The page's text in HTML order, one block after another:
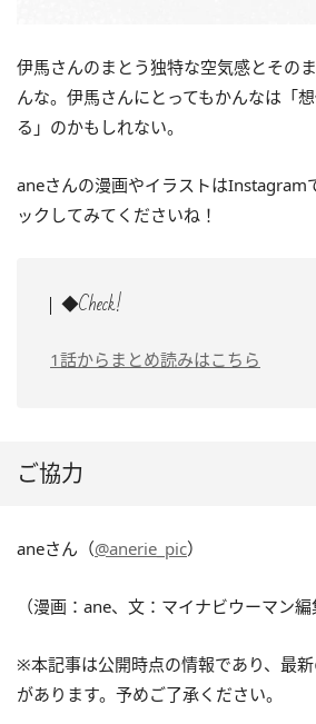
伊馬さんのまとう独特な空気感とその
んな。伊馬さんにとってもかんなは「
る」のかもしれない。
aneさんの漫画やイラストは
ックしてみてくださいね！
◆Check!
1話からまとめ読みはこちら
ご協力
aneさん（@anerie_pic）
（漫画：ane、文：マイナビウーマン編
※本記事は公開時点の情報であり、最
があります。予めご了承ください。